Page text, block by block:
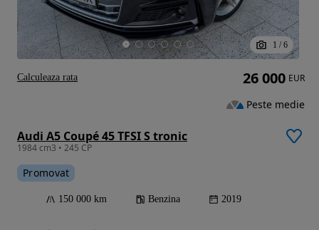
1 / 6
Audi A5 Coupé 45 TFSI S tronic
1984 cm3 • 245 CP
Promovat
150 000 km Benzina 2019
26 000 EUR
Peste medie
Calculeaza rata